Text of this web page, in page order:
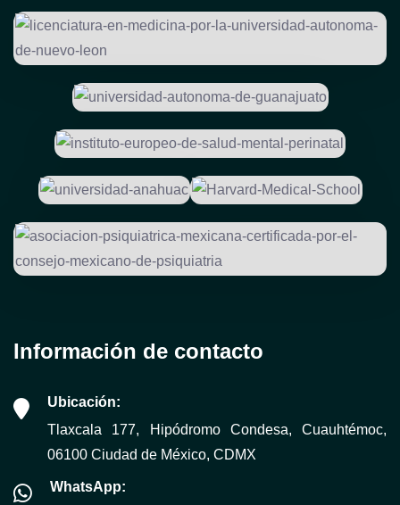
Información de contacto
Ubicación:
Tlaxcala 177, Hipódromo Condesa, Cuauhtémoc,
06100 Ciudad de México, CDMX
WhatsApp: